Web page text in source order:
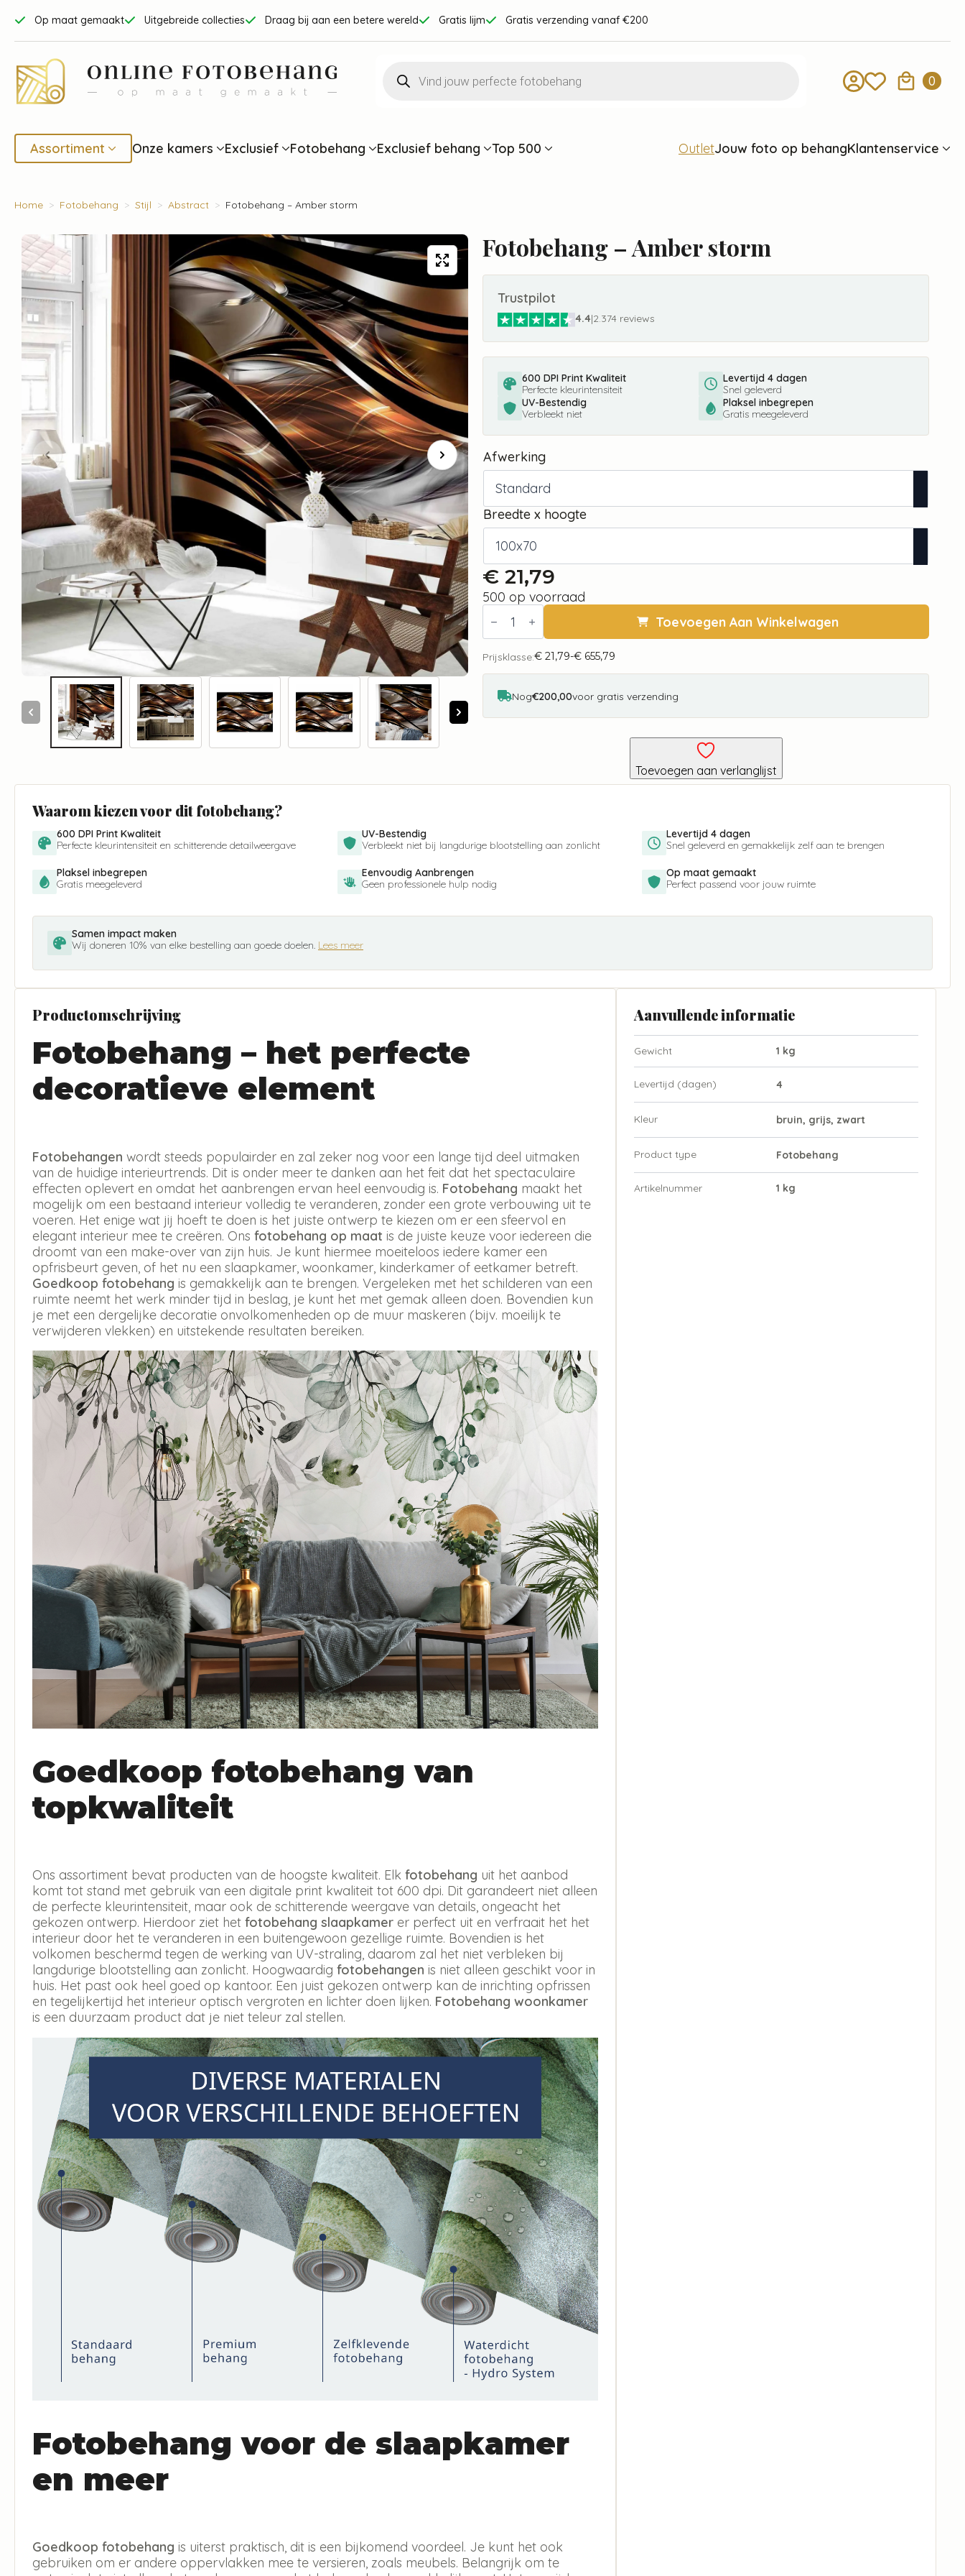
Op maat gemaakt Uitgebreide collecties Draag bij aan een betere wereld Gratis lijm Gratis verzending vanaf €200
zoeken
0
Assortiment Onze kamers Exclusief Fotobehang Exclusief behang Top 500 OutletJouw foto op behangKlantenservice
Home Fotobehang Stijl Abstract Fotobehang – Amber storm
Fotobehang – Amber storm
Trustpilot
4.4|2.374 reviews
600 DPI Print Kwaliteit
Perfecte kleurintensiteit
UV-Bestendig
Verbleekt niet
Levertijd 4 dagen
Snel geleverd
Plaksel inbegrepen
Gratis meegeleverd
Afwerking
Breedte x hoogte
€ 21,79
500 op voorraad
Fotobehang
Amber
aantal
Toevoegen Aan Winkelwagen
Prijsklasse:€ 21,79-€ 655,79
Prijsklasse:
€ 21,79
€ 655,79
Nog€200,00voor gratis verzending
Toevoegen aan verlanglijst
Waarom kiezen voor dit fotobehang?
600 DPI Print Kwaliteit
Perfecte kleurintensiteit en schitterende detailweergave
UV-Bestendig
Verbleekt niet bij langdurige blootstelling aan zonlicht
Levertijd 4 dagen
Snel geleverd en gemakkelijk zelf aan te brengen
Plaksel inbegrepen
Gratis meegeleverd
Eenvoudig Aanbrengen
Geen professionele hulp nodig
Op maat gemaakt
Perfect passend voor jouw ruimte
Samen impact maken
Wij doneren 10% van elke bestelling aan goede doelen. Lees meer
Productomschrijving
Fotobehang – het perfecte
decoratieve element
Fotobehangen wordt steeds populairder en zal zeker nog voor een lange tijd deel uitmaken
van de huidige interieurtrends. Dit is onder meer te danken aan het feit dat het spectaculaire
effecten oplevert en omdat het aanbrengen ervan heel eenvoudig is. Fotobehang maakt het
mogelijk om een bestaand interieur volledig te veranderen, zonder een grote verbouwing uit te
voeren. Het enige wat jij hoeft te doen is het juiste ontwerp te kiezen om er een sfeervol en
elegant interieur mee te creëren. Ons fotobehang op maat is de juiste keuze voor iedereen die
droomt van een make-over van zijn huis. Je kunt hiermee moeiteloos iedere kamer een
opfrisbeurt geven, of het nu een slaapkamer, woonkamer, kinderkamer of eetkamer betreft.
Goedkoop fotobehang is gemakkelijk aan te brengen. Vergeleken met het schilderen van een
ruimte neemt het werk minder tijd in beslag, je kunt het met gemak alleen doen. Bovendien kun
je met een dergelijke decoratie onvolkomenheden op de muur maskeren (bijv. moeilijk te
verwijderen vlekken) en uitstekende resultaten bereiken.
Goedkoop fotobehang van
topkwaliteit
Ons assortiment bevat producten van de hoogste kwaliteit. Elk fotobehang uit het aanbod
komt tot stand met gebruik van een digitale print kwaliteit tot 600 dpi. Dit garandeert niet alleen
de perfecte kleurintensiteit, maar ook de schitterende weergave van details, ongeacht het
gekozen ontwerp. Hierdoor ziet het fotobehang slaapkamer er perfect uit en verfraait het het
interieur door het te veranderen in een buitengewoon gezellige ruimte. Bovendien is het
volkomen beschermd tegen de werking van UV-straling, daarom zal het niet verbleken bij
langdurige blootstelling aan zonlicht. Hoogwaardig fotobehangen is niet alleen geschikt voor in
huis. Het past ook heel goed op kantoor. Een juist gekozen ontwerp kan de inrichting opfrissen
en tegelijkertijd het interieur optisch vergroten en lichter doen lijken. Fotobehang woonkamer
is een duurzaam product dat je niet teleur zal stellen.
Fotobehang voor de slaapkamer
en meer
Goedkoop fotobehang is uiterst praktisch, dit is een bijkomend voordeel. Je kunt het ook
gebruiken om er andere oppervlakken mee te versieren, zoals meubels. Belangrijk om te
Aanvullende informatie
Gewicht 1 kg
Levertijd (dagen) 4
Kleur bruin, grijs, zwart
Product type Fotobehang
Artikelnummer 1 kg